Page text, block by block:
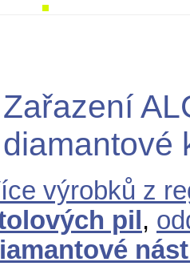
Zařazení
diamantové
výrobků z
pil ,